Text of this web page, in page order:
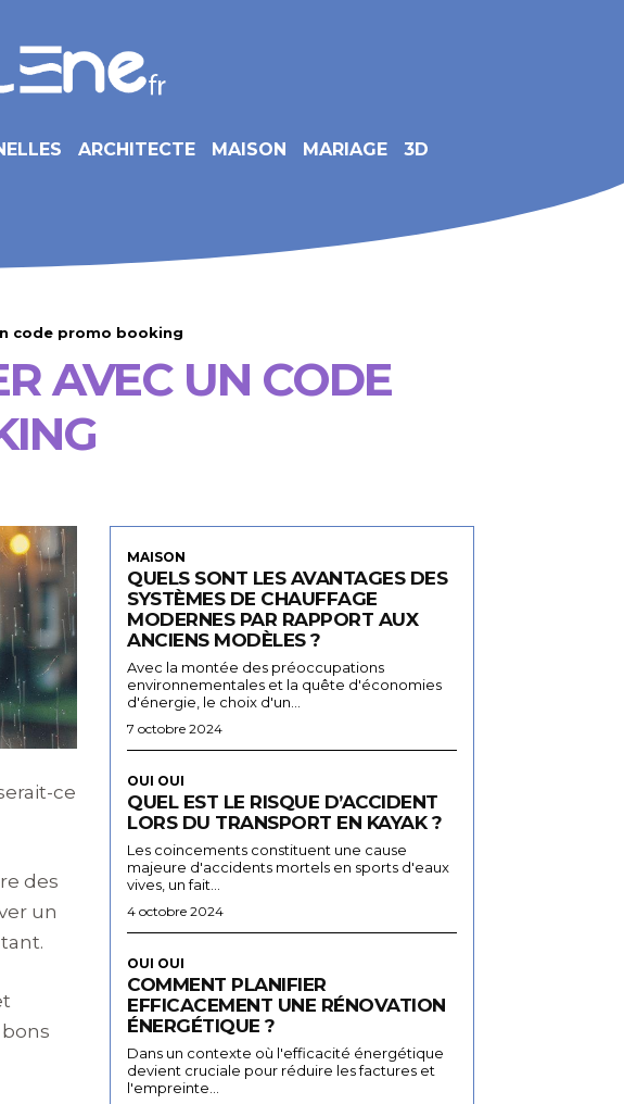
ARCHITECTE MAISON MARIAGE 3D
code promo booking
AVEC UN CODE
ce
des
un
MAISON
QUELS SONT LES AVANTAGES DES
SYSTÈMES DE CHAUFFAGE
MODERNES PAR RAPPORT AUX
ANCIENS MODÈLES ?
Avec la montée des préoccupations
environnementales et la quête d'économies
d'énergie, le choix d'un...
7 octobre 2024
OUI OUI
QUEL EST LE RISQUE D’ACCIDENT
LORS DU TRANSPORT EN KAYAK ?
Les coincements constituent une cause
majeure d'accidents mortels en sports d'eaux
vives, un fait...
4 octobre 2024
OUI OUI
COMMENT PLANIFIER
EFFICACEMENT UNE RÉNOVATION
ÉNERGÉTIQUE ?
Dans un contexte où l'efficacité énergétique
devient cruciale pour réduire les factures et
l'empreinte...